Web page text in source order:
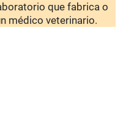
que fabrica o
médico veterinario.